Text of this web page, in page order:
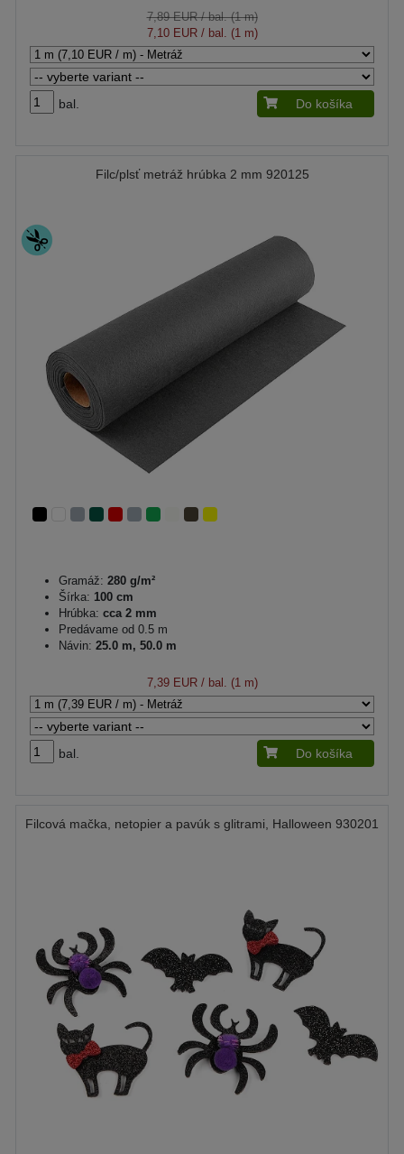
7,89 EUR/ bal. (1 m)
7,10 EUR/ bal. (1 m)
bal. Do košíka
Filc/plsť metráž hrúbka 2 mm 920125
Gramáž: 280 g/m²
Šírka: 100 cm
Hrúbka: cca 2 mm
Predávame od 0.5 m
Návin: 25.0 m, 50.0 m
7,39 EUR/ bal. (1 m)
bal. Do košíka
Filcová mačka, netopier a pavúk s glitrami, Halloween 930201